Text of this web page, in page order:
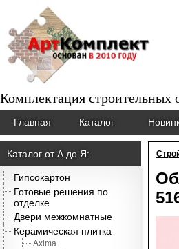
Комплектация строительных
Главная Каталог
Каталог от А до Я:
Гипсокартон
Готовые решения по
отделке
Двери межкомнатные
Керамическая плитка
Axima